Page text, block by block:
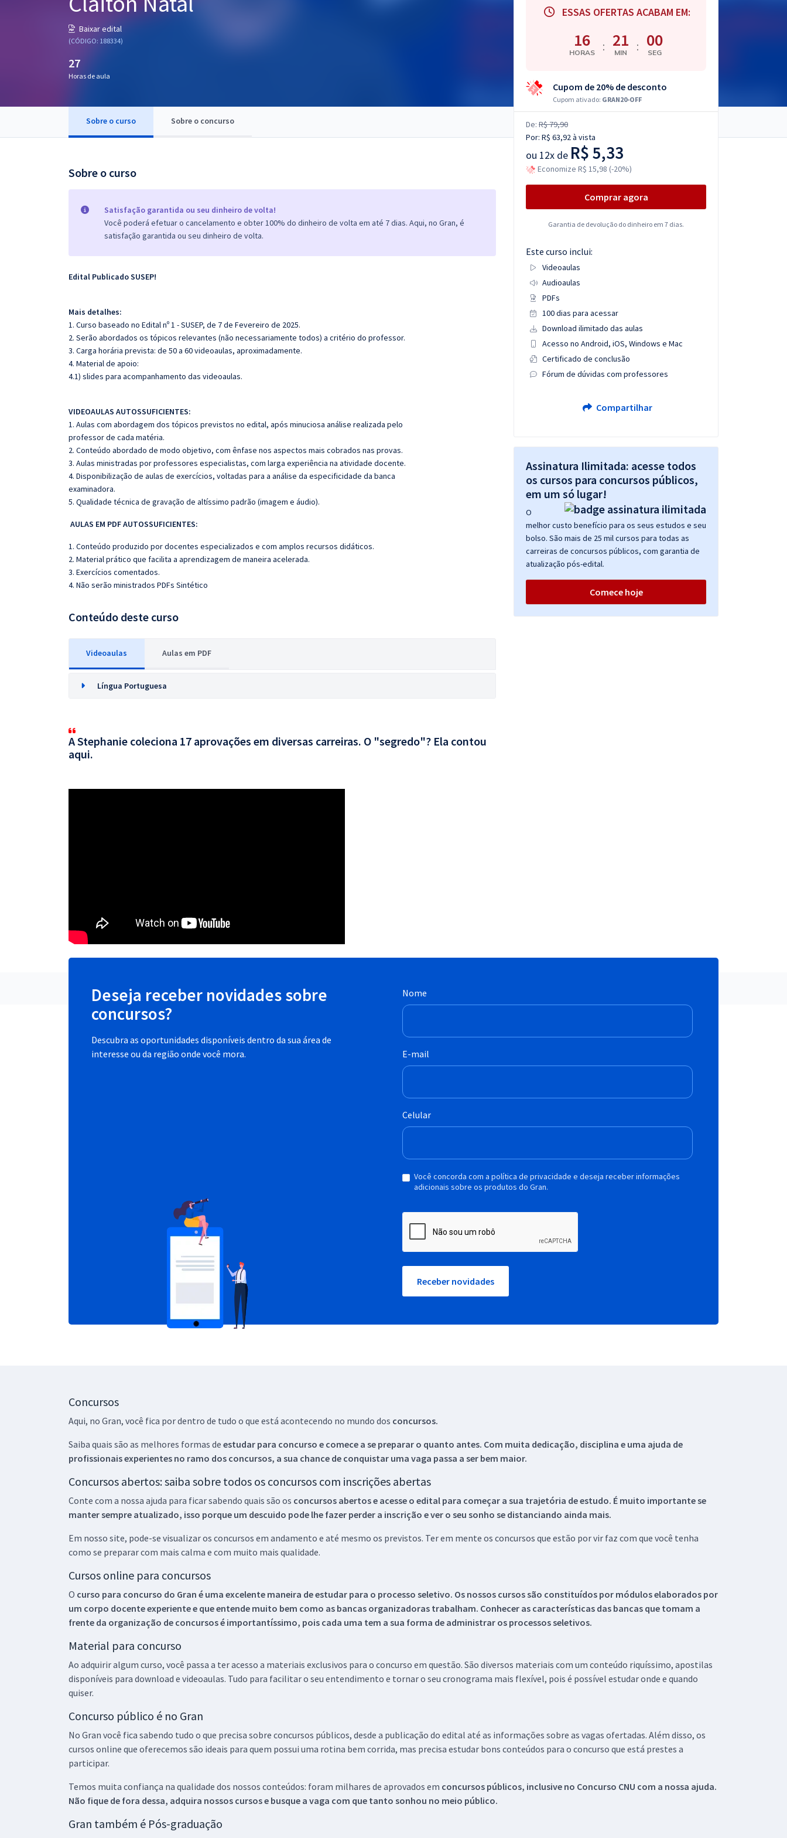
Baixar edital
(CÓDIGO: 188334)
27
Horas de aula
Sobre o curso Sobre o concurso
Sobre o curso
Satisfação garantida ou seu dinheiro de volta!
Você poderá efetuar o cancelamento e obter 100% do dinheiro de volta em até 7 dias. Aqui, no Gran, é
satisfação garantida ou seu dinheiro de volta.
Edital Publicado SUSEP!
Mais detalhes:
1. Curso baseado no Edital nº 1 - SUSEP, de 7 de Fevereiro de 2025.
2. Serão abordados os tópicos relevantes (não necessariamente todos) a critério do professor.
3. Carga horária prevista: de 50 a 60 videoaulas, aproximadamente.
4. Material de apoio:
4.1) slides para acompanhamento das videoaulas.
VIDEOAULAS AUTOSSUFICIENTES:
1. Aulas com abordagem dos tópicos previstos no edital, após minuciosa análise realizada pelo
professor de cada matéria.
2. Conteúdo abordado de modo objetivo, com ênfase nos aspectos mais cobrados nas provas.
3. Aulas ministradas por professores especialistas, com larga experiência na atividade docente.
4. Disponibilização de aulas de exercícios, voltadas para a análise da especificidade da banca
examinadora.
5. Qualidade técnica de gravação de altíssimo padrão (imagem e áudio).
AULAS EM PDF AUTOSSUFICIENTES:
1. Conteúdo produzido por docentes especializados e com amplos recursos didáticos.
2. Material prático que facilita a aprendizagem de maneira acelerada.
3. Exercícios comentados.
4. Não serão ministrados PDFs Sintético
Conteúdo deste curso
Videoaulas Aulas em PDF
Língua Portuguesa
A Stephanie coleciona 17 aprovações em diversas carreiras. O "segredo"? Ela contou
aqui.
ESSAS OFERTAS ACABAM EM:
16
HORAS : 20
MIN : 59
SEG
Cupom de 20% de desconto
Cupom ativado: GRAN20-OFF
De: R$ 79,90
Por: R$ 63,92à vista
ou 12x de R$ 5,33
Economize R$ 15,98 (-20%)
Comprar agora
Garantia de devolução do dinheiro em 7 dias.
Este curso inclui:
Videoaulas
Audioaulas
PDFs
100 dias para acessar
Download ilimitado das aulas
Acesso no Android, iOS, Windows e Mac
Certificado de conclusão
Fórum de dúvidas com professores
Compartilhar
Assinatura Ilimitada: acesse todos
os cursos para concursos públicos,
em um só lugar!
O
melhor custo benefício para os seus estudos e seu
bolso. São mais de 25 mil cursos para todas as
carreiras de concursos públicos, com garantia de
atualização pós-edital.
Comece hoje
Deseja receber novidades sobre
concursos?
Descubra as oportunidades disponíveis dentro da sua área de
interesse ou da região onde você mora.
Nome
E-mail
Celular
Você concorda com a política de privacidade e deseja receber informações
adicionais sobre os produtos do Gran.
Receber novidades
Concursos
Aqui, no Gran, você fica por dentro de tudo o que está acontecendo no mundo dos concursos.
Saiba quais são as melhores formas de estudar para concurso e comece a se preparar o quanto antes. Com muita dedicação, disciplina e uma ajuda de
profissionais experientes no ramo dos concursos, a sua chance de conquistar uma vaga passa a ser bem maior.
Concursos abertos: saiba sobre todos os concursos com inscrições abertas
Conte com a nossa ajuda para ficar sabendo quais são os concursos abertos e acesse o edital para começar a sua trajetória de estudo. É muito importante se
manter sempre atualizado, isso porque um descuido pode lhe fazer perder a inscrição e ver o seu sonho se distanciando ainda mais.
Em nosso site, pode-se visualizar os concursos em andamento e até mesmo os previstos. Ter em mente os concursos que estão por vir faz com que você tenha
como se preparar com mais calma e com muito mais qualidade.
Cursos online para concursos
O curso para concurso do Gran é uma excelente maneira de estudar para o processo seletivo. Os nossos cursos são constituídos por módulos elaborados por
um corpo docente experiente e que entende muito bem como as bancas organizadoras trabalham. Conhecer as características das bancas que tomam a
frente da organização de concursos é importantíssimo, pois cada uma tem a sua forma de administrar os processos seletivos.
Material para concurso
Ao adquirir algum curso, você passa a ter acesso a materiais exclusivos para o concurso em questão. São diversos materiais com um conteúdo riquíssimo, apostilas
disponíveis para download e videoaulas. Tudo para facilitar o seu entendimento e tornar o seu cronograma mais flexível, pois é possível estudar onde e quando
quiser.
Concurso público é no Gran
No Gran você fica sabendo tudo o que precisa sobre concursos públicos, desde a publicação do edital até as informações sobre as vagas ofertadas. Além disso, os
cursos online que oferecemos são ideais para quem possui uma rotina bem corrida, mas precisa estudar bons conteúdos para o concurso que está prestes a
participar.
Temos muita confiança na qualidade dos nossos conteúdos: foram milhares de aprovados em concursos públicos, inclusive no Concurso CNU com a nossa ajuda.
Não fique de fora dessa, adquira nossos cursos e busque a vaga com que tanto sonhou no meio público.
Gran também é Pós-graduação